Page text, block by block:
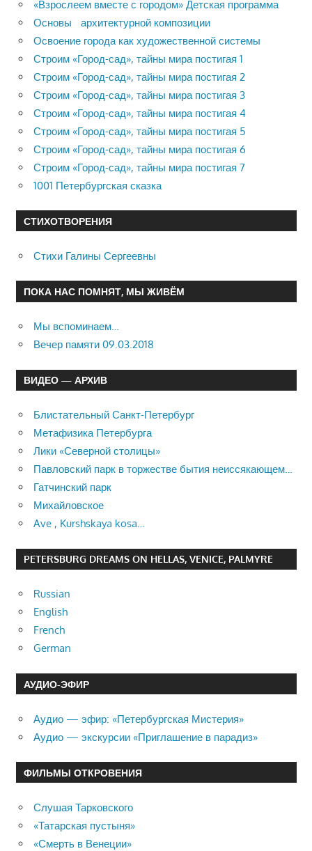
«Взрослеем вместе с городом» Детская программа
Основы архитектурной композиции
Освоение города как художественной системы
Строим «Город-сад», тайны мира постигая 1
Строим «Город-сад», тайны мира постигая 2
Строим «Город-сад», тайны мира постигая 3
Строим «Город-сад», тайны мира постигая 4
Строим «Город-сад», тайны мира постигая 5
Строим «Город-сад», тайны мира постигая 6
Строим «Город-сад», тайны мира постигая 7
1001 Петербургская сказка
СТИХОТВОРЕНИЯ
Стихи Галины Сергеевны
ПОКА НАС ПОМНЯТ, МЫ ЖИВЁМ
Мы вспоминаем…
Вечер памяти 09.03.2018
ВИДЕО — АРХИВ
Блистательный Санкт-Петербург
Метафизика Петербурга
Лики «Северной столицы»
Павловский парк в торжестве бытия неиссякающем…
Гатчинский парк
Михайловское
Ave , Kurshskaya kosa…
PETERSBURG DREAMS ON HELLAS, VENICE, PALMYRE
Russian
English
French
German
АУДИО-ЭФИР
Аудио — эфир: «Петербургская Мистерия»
Аудио — экскурсии «Приглашение в парадиз»
ФИЛЬМЫ ОТКРОВЕНИЯ
Слушая Тарковского
«Татарская пустыня»
«Смерть в Венеции»